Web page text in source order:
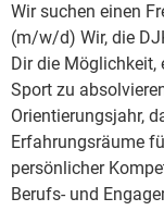
Wir suchen einen
(m/w/d) Wir, die
Dir die Möglichkeit,
Sport zu
Orientierungsjahr,
Erfahrungsräume
persönlicher
Berufs- und